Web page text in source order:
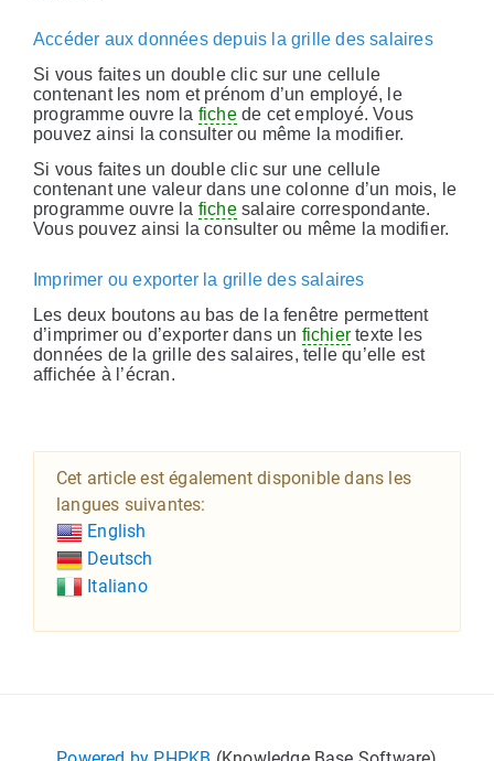
Accéder aux données depuis la grille des salaires
Si vous faites un double clic sur une cellule
contenant les nom et prénom d’un employé, le
programme ouvre la fichede cet employé. Vous
pouvez ainsi la consulter ou même la modifier.
Si vous faites un double clic sur une cellule
contenant une valeur dans une colonne d’un mois, le
programme ouvre la fichesalaire correspondante.
Vous pouvez ainsi la consulter ou même la modifier.
Imprimer ou exporter la grille des salaires
Les deux boutons au bas de la fenêtre permettent
d’imprimer ou d’exporter dans un fichiertexte les
données de la grille des salaires, telle qu’elle est
affichée à l’écran.
Cet article est également disponible dans les
langues suivantes:
English
Deutsch
Italiano